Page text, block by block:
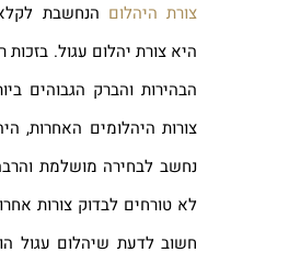
צורת היהלום הנחשבת
היא צורת יהלום עגול. בזכות
הבהירות והברק הגבוהים
צורות היהלומים האחרות,
נחשב לבחירה מושלמת
לא טורחים לבדוק צורות
חשוב לדעת שיהלום עגול